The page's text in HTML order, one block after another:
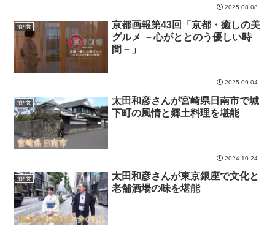
2025.08.08
酒×食
京都画報第43回「京都・癒しの美
グルメ －心がととのう優しい時
間－」
2025.09.04
酒×食
太田和彦さんが宮崎県日南市で城
下町の風情と郷土料理を堪能
2024.10.24
酒×食
太田和彦さんが東京銀座で文化と
老舗酒場の味を堪能